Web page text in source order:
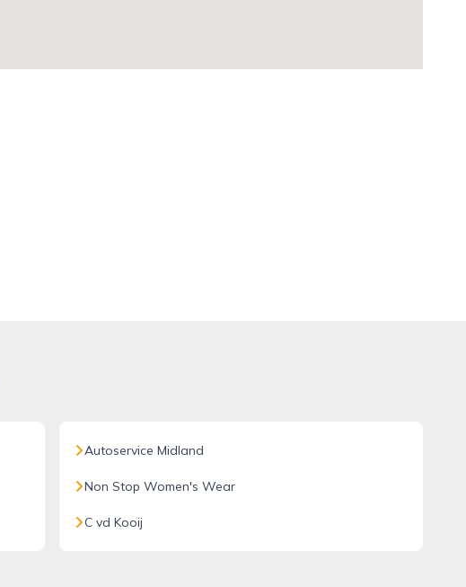
Autoservice Midland
Non Stop Women's Wear
C vd Kooij